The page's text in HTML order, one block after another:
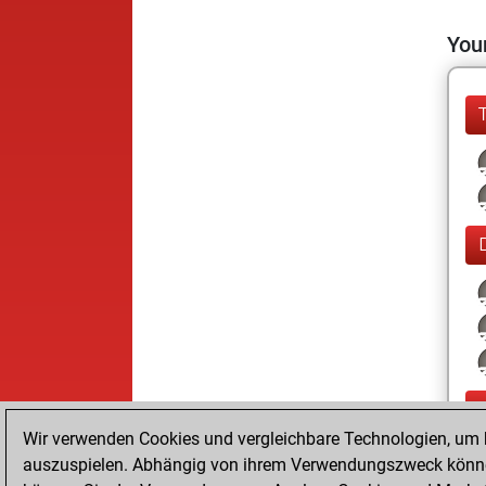
Wir verwenden Cookies und vergleichbare Technologien,
auszuspielen. Abhängig von ihrem Verwendungszweck